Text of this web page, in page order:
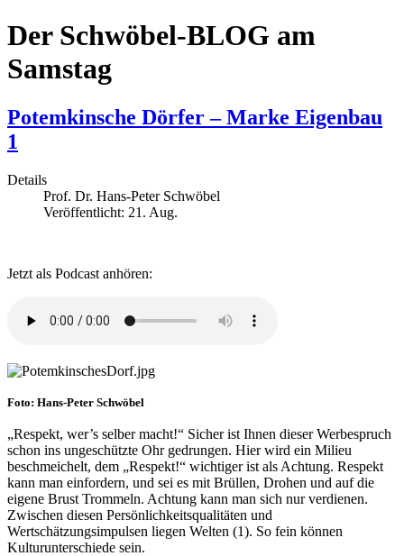
Der Schwöbel-BLOG am
Samstag
Potemkinsche Dörfer – Marke Eigenbau
1
Details
Prof. Dr. Hans-Peter Schwöbel
Veröffentlicht: 21. Aug.
Jetzt als Podcast anhören:
Foto: Hans-Peter Schwöbel
„Respekt, wer’s selber macht!“ Sicher ist Ihnen dieser Werbespruch
schon ins ungeschützte Ohr gedrungen. Hier wird ein Milieu
beschmeichelt, dem „Respekt!“ wichtiger ist als Achtung. Respekt
kann man einfordern, und sei es mit Brüllen, Drohen und auf die
eigene Brust Trommeln. Achtung kann man sich nur verdienen.
Zwischen diesen Persönlichkeitsqualitäten und
Wertschätzungsimpulsen liegen Welten (1). So fein können
Kulturunterschiede sein.